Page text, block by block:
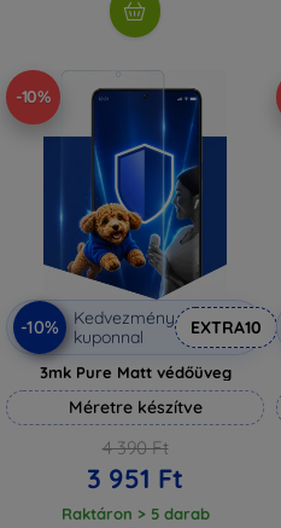
-10%
-10%
Kedvezmény
kuponnal
EXTRA10
3mk Pure Matt védőüveg
Méretre készítve
4 390 Ft
3 951 Ft
Raktáron > 5 darab